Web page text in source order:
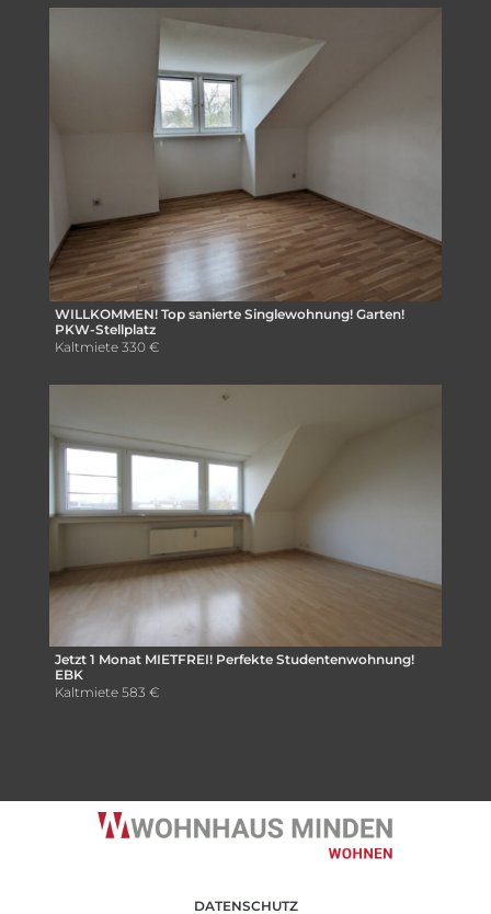
WILLKOMMEN! Top sanierte Singlewohnung! Garten!
PKW-Stellplatz
Kaltmiete 330 €
Jetzt 1 Monat MIETFREI! Perfekte Studentenwohnung!
EBK
Kaltmiete 583 €
DATENSCHUTZ